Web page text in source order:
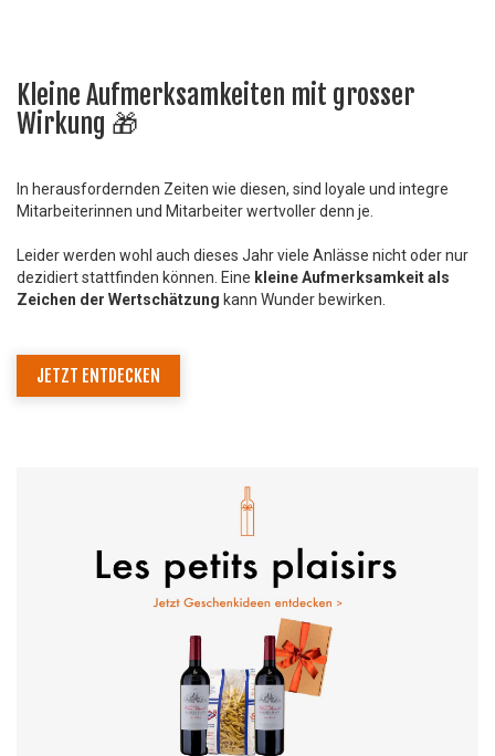
Kleine Aufmerksamkeiten mit grosser
Wirkung 🎁
In herausfordernden Zeiten wie diesen, sind loyale und integre
Mitarbeiterinnen und Mitarbeiter wertvoller denn je.
Leider werden wohl auch dieses Jahr viele Anlässe nicht oder nur
dezidiert stattfinden können. Eine kleine Aufmerksamkeit als
Zeichen der Wertschätzung kann Wunder bewirken.
JETZT ENTDECKEN